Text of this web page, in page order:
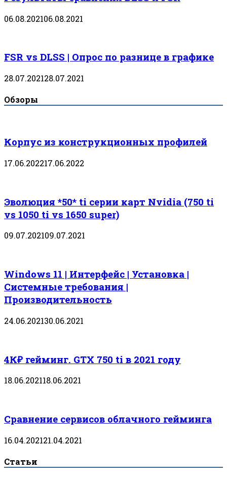
06.08.202106.08.2021
FSR vs DLSS | Опрос по разнице в графике
28.07.202128.07.2021
Обзоры
Корпус из конструкционных профилей
17.06.202217.06.2022
Эволюция *50* ti серии карт Nvidia (750 ti
vs 1050 ti vs 1650 super)
09.07.202109.07.2021
Windows 11 | Интерфейс | Установка |
Системные требования |
Производительность
24.06.202130.06.2021
4К₽ гейминг. GTX 750 ti в 2021 году
18.06.202118.06.2021
Сравнение сервисов облачного гейминга
16.04.202121.04.2021
Статьи